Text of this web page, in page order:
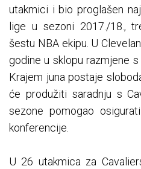
utakmici i bio proglašen
lige u sezoni 2017./18.,
šestu NBA ekipu. U
godine u sklopu razmjene
Krajem juna postaje
će produžiti saradnju s
sezone pomogao
konferencije.
U 26 utakmica za